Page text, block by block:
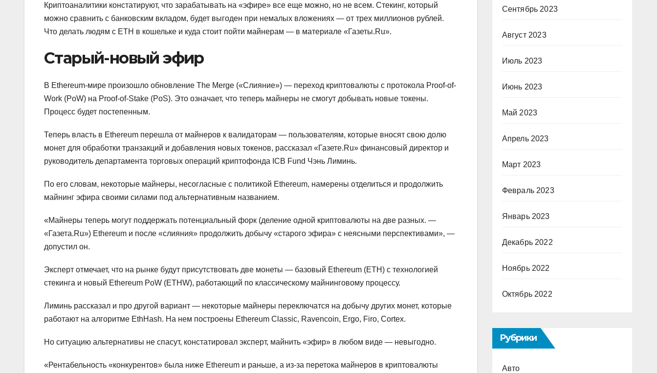
Криптоаналитики констатируют, что зарабатывать на «эфире» все еще можно, но не всем. Стекинг, который
можно сравнить с банковским вкладом, будет выгоден при немалых вложениях — от трех миллионов рублей.
Что делать людям с ETH в кошельке и куда стоит пойти майнерам — в материале «Газеты.Ru».
Старый-новый эфир
В Ethereum-мире произошло обновление The Merge («Слияние») — переход криптовалюты с протокола Proof-of-
Work (PoW) на Proof-of-Stake (PoS). Это означает, что теперь майнеры не смогут добывать новые токены.
Процесс будет постепенным.
Теперь власть в Ethereum перешла от майнеров к валидаторам — пользователям, которые вносят свою долю
монет для обработки транзакций и добавления новых токенов, рассказал «Газете.Ru» финансовый директор и
руководитель департамента торговых операций криптофонда ICB Fund Чэнь Лиминь.
По его словам, некоторые майнеры, несогласные с политикой Ethereum, намерены отделиться и продолжить
майнинг эфира своими силами под альтернативным названием.
«Майнеры теперь могут поддержать потенциальный форк (деление одной криптовалюты на две разных. —
«Газета.Ru») Ethereum и после «слияния» продолжить добычу «старого эфира» с неясными перспективами», —
допустил он.
Эксперт отмечает, что на рынке будут присутствовать две монеты — базовый Ethereum (ETH) с технологией
стекинга и новый Ethereum PoW (ETHW), работающий по классическому майнинговому процессу.
Лиминь рассказал и про другой вариант — некоторые майнеры переключатся на добычу других монет, которые
работают на алгоритме EthHash. На нем построены Ethereum Classic, Ravencoin, Ergo, Firo, Cortex.
Но ситуацию альтернативы не спасут, констатировал эксперт, майнить «эфир» в любом виде — невыгодно.
«Рентабельность «конкурентов» была ниже Ethereum и раньше, а из-за перетока майнеров в криптовалюты
Сентябрь 2023
Август 2023
Июль 2023
Июнь 2023
Май 2023
Апрель 2023
Март 2023
Февраль 2023
Январь 2023
Декабрь 2022
Ноябрь 2022
Октябрь 2022
Рубрики
Авто